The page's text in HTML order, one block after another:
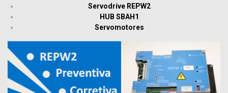
Servodrive REPW2
HUB SBAH1
Servomotores